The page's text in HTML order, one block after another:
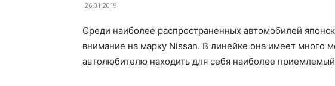
26.01.2019
Среди наиболее распространенных автомобилей
внимание на марку Nissan. В линейке она имеет много
автолюбителю находить для себя наиболее